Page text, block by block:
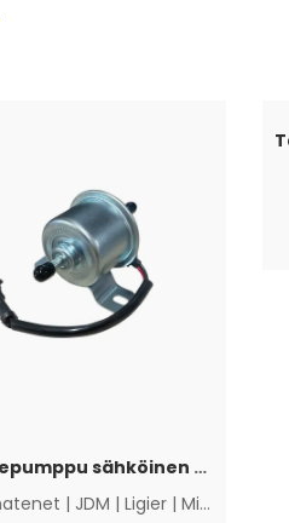
Polttoainepumppu sähköinen Lombardini Progress / DCI / FOCS
| JDM | Ligier | Microcar